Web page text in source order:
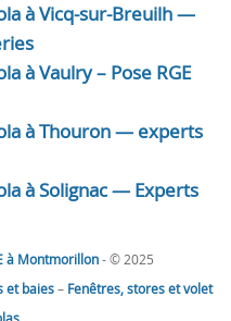
à Vicq-sur-Breuilh —
à Vaulry – Pose RGE
à Thouron — experts
à Solignac — Experts
à Montmorillon- © 2025
et baies– Fenêtres, stores et volet